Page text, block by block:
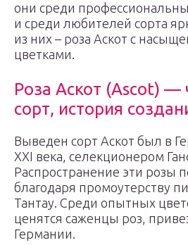
они среди
и среди любителей сорта
из них – роза Аскот с
цветками.
Роза Аскот (Ascot) —
сорт, история
Выведен сорт Аскот был в
XXI века, селекционером
Распространение эти розы
благодаря промоутерству
Тантау. Среди опытных
ценятся саженцы роз,
Германии.